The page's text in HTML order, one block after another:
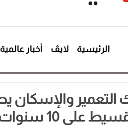
الرئيسية لايڤ أخبار عالمية
على 10 سنوات